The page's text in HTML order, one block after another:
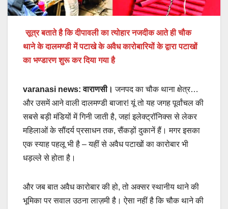
सूत्र बताते है कि दीपावली का त्योहार नजदीक आते ही चौक
थाने के दालमण्डी में पटाखे के अवैध कारोबारियों के द्वारा पटाखों
का भण्डारण शुरू कर दिया गया है
varanasi news: वाराणसी। जनपद का चौक थाना क्षेत्र…
और उसमें आने वाली दालमण्डी बाजार! यूं तो यह जगह पूर्वांचल की
सबसे बड़ी मंडियों में गिनी जाती है, जहां इलेक्ट्रॉनिक्स से लेकर
महिलाओं के सौंदर्य प्रसाधन तक, सैंकड़ों दुकानें हैं। मगर इसका
एक स्याह पहलू भी है – यहीं से अवैध पटाखों का कारोबार भी
धड़ल्ले से होता है।
और जब बात अवैध कारोबार की हो, तो अक्सर स्थानीय थाने की
भूमिका पर सवाल उठना लाज़मी है। ऐसा नहीं है कि चौक थाने की